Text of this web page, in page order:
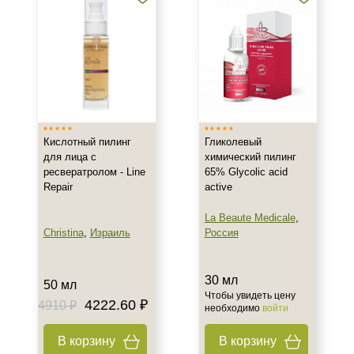
Время применения
Для женщин
Процедура
Кислотный пилинг
для лица с
ресвератролом - Line
Repair
Christina, Израиль
50 мл
4910 ₽ 4222.60 ₽
В корзину
Гликолевый
химический пилинг
65% Glycolic acid
active
La Beaute Medicale,
Россия
30 мл
Чтобы увидеть цену
необходимо войти
В корзину